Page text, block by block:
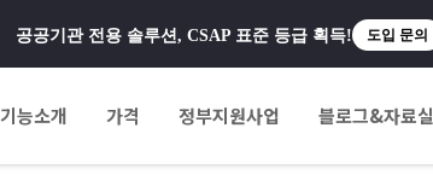
공공기관 전용 솔루션, CSAP 표준 등급 획득! 도입 문의
기능소개 가격 정부지원사업 블로그&자료실